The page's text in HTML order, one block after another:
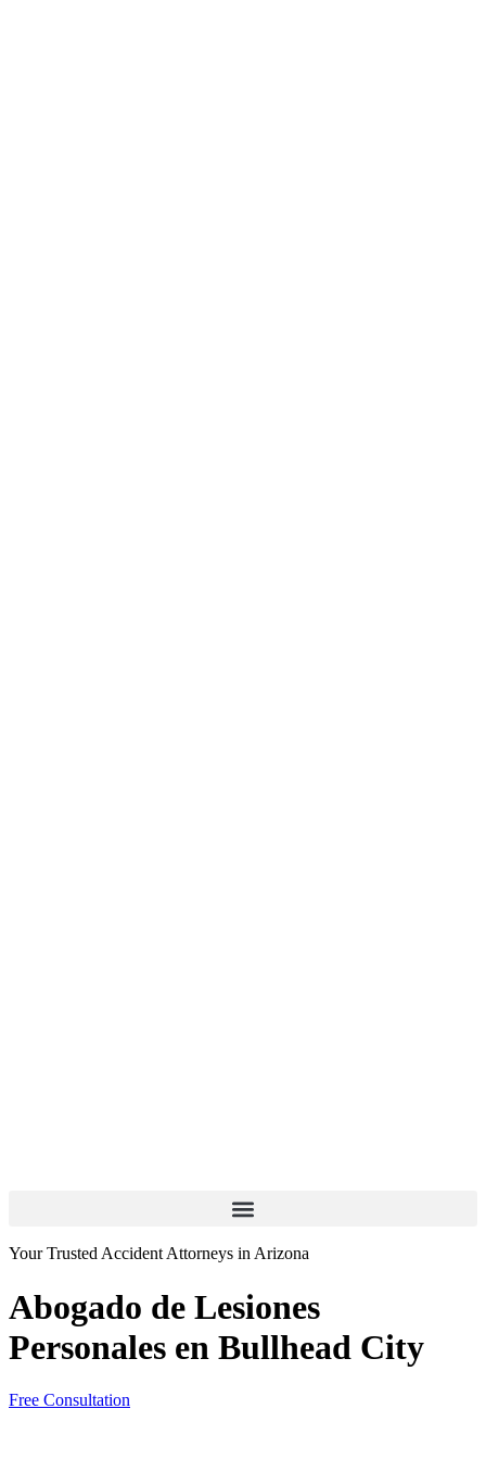
Your Trusted Accident Attorneys in Arizona
Abogado de Lesiones
Personales en Bullhead City
Free Consultation